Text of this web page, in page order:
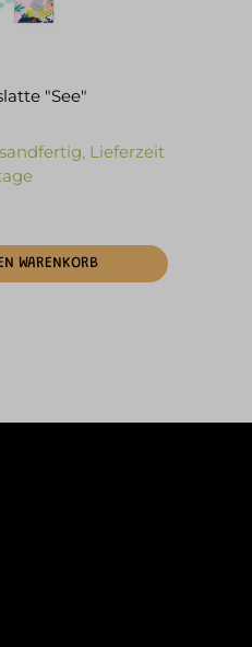
"See"
Lieferzeit
WARENKORB